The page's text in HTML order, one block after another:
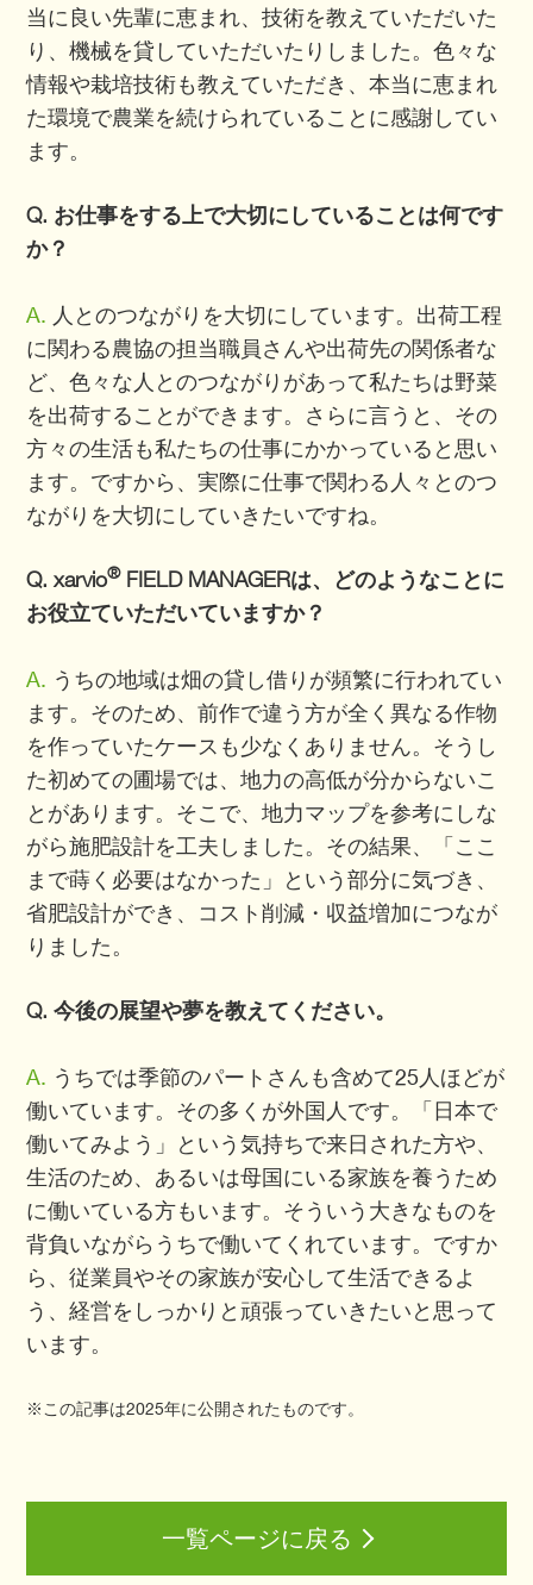
当に良い先輩に恵まれ、技術を教えていただいた
り、機械を貸していただいたりしました。色々な
情報や栽培技術も教えていただき、本当に恵まれ
た環境で農業を続けられていることに感謝してい
ます。
Q. お仕事をする上で大切にしていることは何です
か？
A. 人とのつながりを大切にしています。出荷工程
に関わる農協の担当職員さんや出荷先の関係者な
ど、色々な人とのつながりがあって私たちは野菜
を出荷することができます。さらに言うと、その
方々の生活も私たちの仕事にかかっていると思い
ます。ですから、実際に仕事で関わる人々とのつ
ながりを大切にしていきたいですね。
Q. xarvio®FIELD MANAGERは、どのようなことに
お役立ていただいていますか？
A. うちの地域は畑の貸し借りが頻繁に行われてい
ます。そのため、前作で違う方が全く異なる作物
を作っていたケースも少なくありません。そうし
た初めての圃場では、地力の高低が分からないこ
とがあります。そこで、地力マップを参考にしな
がら施肥設計を工夫しました。その結果、「ここ
まで蒔く必要はなかった」という部分に気づき、
省肥設計ができ、コスト削減・収益増加につなが
りました。
Q. 今後の展望や夢を教えてください。
A. うちでは季節のパートさんも含めて25人ほどが
働いています。その多くが外国人です。「日本で
働いてみよう」という気持ちで来日された方や、
生活のため、あるいは母国にいる家族を養うため
に働いている方もいます。そういう大きなものを
背負いながらうちで働いてくれています。ですか
ら、従業員やその家族が安心して生活できるよ
う、経営をしっかりと頑張っていきたいと思って
います。
※この記事は2025年に公開されたものです。
一覧ページに戻る